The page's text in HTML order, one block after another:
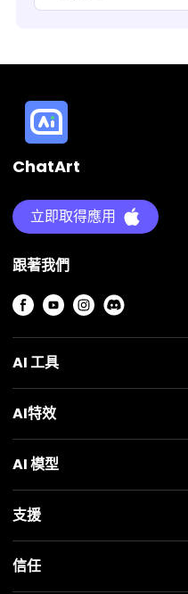
ChatArt
立即取得應用
跟著我們
AI 工具
AI特效
AI 模型
支援
信任